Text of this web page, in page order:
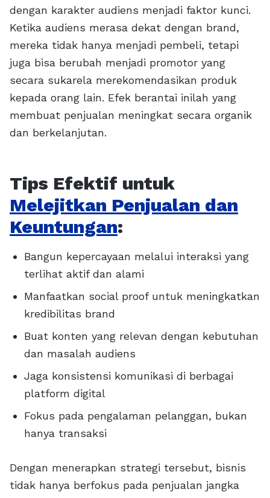
dengan karakter audiens menjadi faktor kunci.
Ketika audiens merasa dekat dengan brand,
mereka tidak hanya menjadi pembeli, tetapi
juga bisa berubah menjadi promotor yang
secara sukarela merekomendasikan produk
kepada orang lain. Efek berantai inilah yang
membuat penjualan meningkat secara organik
dan berkelanjutan.
Tips Efektif untuk
Melejitkan Penjualan dan
Keuntungan:
Bangun kepercayaan melalui interaksi yang
terlihat aktif dan alami
Manfaatkan social proof untuk meningkatkan
kredibilitas brand
Buat konten yang relevan dengan kebutuhan
dan masalah audiens
Jaga konsistensi komunikasi di berbagai
platform digital
Fokus pada pengalaman pelanggan, bukan
hanya transaksi
Dengan menerapkan strategi tersebut, bisnis
tidak hanya berfokus pada penjualan jangka